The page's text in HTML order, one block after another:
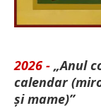
2026 - „Anul
calendar
și mame)”